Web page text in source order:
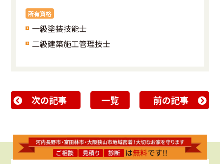
所有資格
一級塗装技能士
二級建築施工管理技士
次の記事 一覧 前の記事